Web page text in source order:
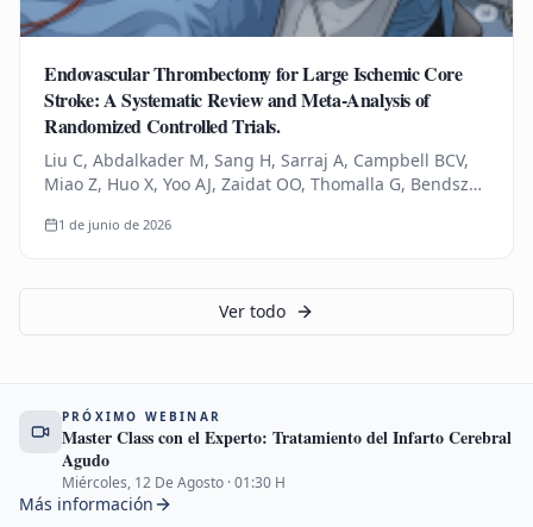
Endovascular Thrombectomy for Large Ischemic Core
Stroke: A Systematic Review and Meta-Analysis of
Randomized Controlled Trials.
Liu C, Abdalkader M, Sang H, Sarraj A, Campbell BCV,
Miao Z, Huo X, Yoo AJ, Zaidat OO, Thomalla G, Bendszus
Yaghi S, Sun D,…
1 de junio de 2026
Ver todo
PRÓXIMO WEBINAR
Master Class con el Experto: Tratamiento del Infarto Cerebral
Agudo
Miércoles, 12 De Agosto ·01:30 H
Más información